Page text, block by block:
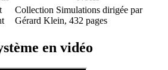
Collection Simulations dirigée par
Gérard Klein, 432 pages
en vidéo